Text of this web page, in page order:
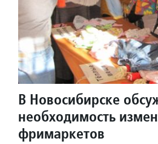
В Новосибирске
необходимость
фримаркетов